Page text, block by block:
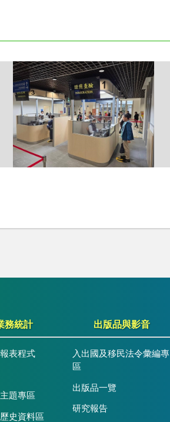
務統計
表程式
題專區
史資料區
出版品與影音
入出國及移民法令彙編專
區
出版品一覽
研究報告